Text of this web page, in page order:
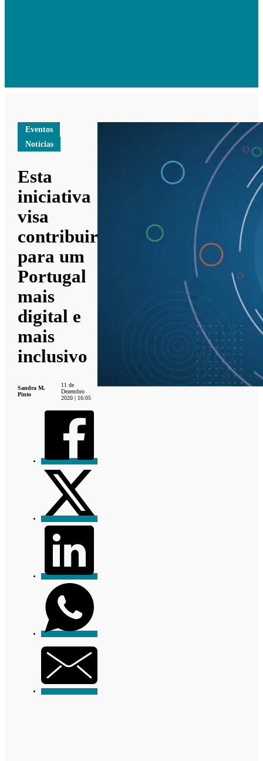
Eventos
Notícias
Esta
iniciativa
visa
contribuir
para um
Portugal
mais
digital e
mais
inclusivo
Sandra M.
Pinto
11 de
Dezembro
2020 | 16:05